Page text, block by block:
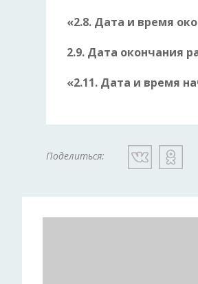
«2.8. Дата и время
2.9. Дата окончания
«2.11. Дата и время
Поделиться: